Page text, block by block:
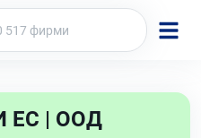
ЕС | ООД